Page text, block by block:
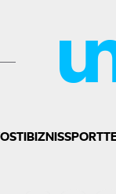
BIZNISSPORT